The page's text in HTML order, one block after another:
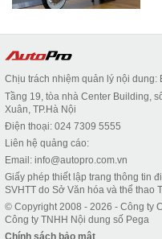
Chịu trách nhiệm quản lý nội dung:
Tầng 19, tòa nhà Center Building,
Xuân, TP.Hà Nội
Điện thoại: 024 7309 5555
Liên hệ quảng cáo:
Email: info@autopro.com.vn
Giấy phép thiết lập trang thông tin
SVHTT do Sở Văn hóa và thể thao
© Copyright 2008 - 2026 - Công ty
Công ty TNHH Nội dung số Pega
Chính sách bảo mật